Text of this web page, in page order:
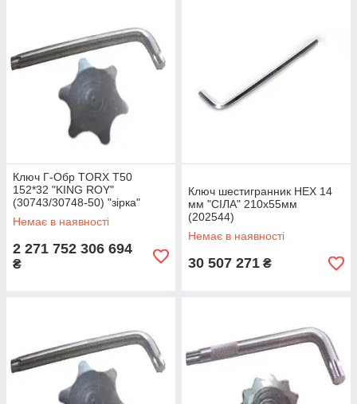
Ключ Г-Обр TORX T50
152*32 "KING ROY"
(30743/30748-50) "зірка"
Немає в наявності
2 271 752 306 694
₴
Ключ шестигранник HEX 14
мм "СІЛА" 210х55мм
(202544)
Немає в наявності
30 507 271 ₴